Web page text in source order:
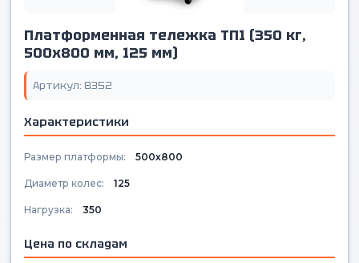
Платформенная тележка ТП1 (350 кг,
500х800 мм, 125 мм)
Артикул: 8352
Характеристики
Размер платформы: 500х800
Диаметр колес: 125
Нагрузка: 350
Цена по складам